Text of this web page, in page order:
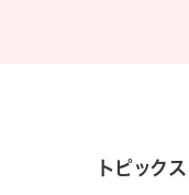
トピックス